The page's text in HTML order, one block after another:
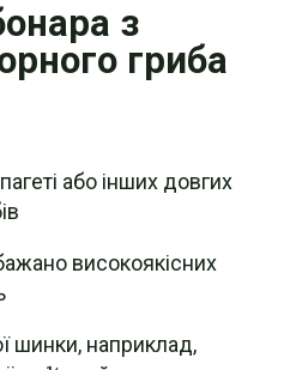
з
гриба
або інших довгих
високоякісних
шинки, наприклад,